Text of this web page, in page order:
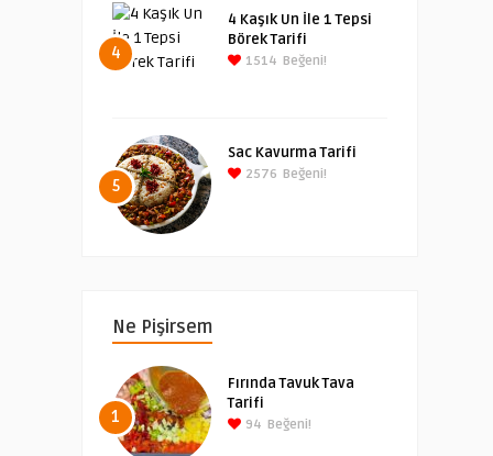
4
4 Kaşık Un İle 1 Tepsi
Börek Tarifi
1514 Beğeni!
5
Sac Kavurma Tarifi
2576 Beğeni!
Ne Pişirsem
1
Fırında Tavuk Tava
Tarifi
94 Beğeni!